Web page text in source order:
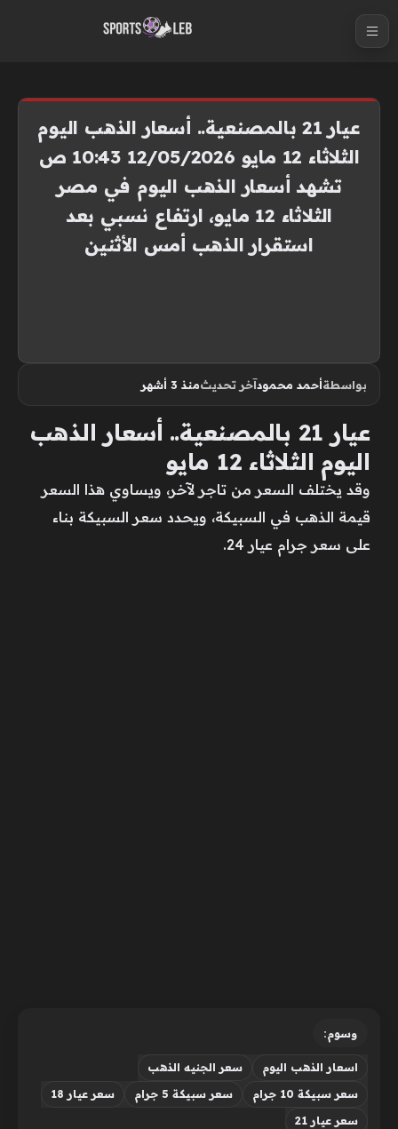
عيار 21 بالمصنعية.. أسعار الذهب اليوم
الثلاثاء 12 مايو 12/05/2026 10:43 ص
تشهد أسعار الذهب اليوم في مصر
الثلاثاء 12 مايو، ارتفاع نسبي بعد
استقرار الذهب أمس الأثنين
بواسطةأحمد محمودآخر تحديثمنذ 3 أشهر
عيار 21 بالمصنعية.. أسعار الذهب
اليوم الثلاثاء 12 مايو
وقد يختلف السعر من تاجر لآخر، ويساوي هذا السعر
قيمة الذهب في السبيكة، ويحدد سعر السبيكة بناء
على سعر جرام عيار 24.
وسوم:
اسعار الذهب اليوم
سعر الجنيه الذهب
سعر سبيكة 10 جرام
سعر سبيكة 5 جرام
سعر عيار 18
سعر عيار 21